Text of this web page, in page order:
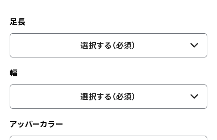
足長
選択する（必須）
幅
選択する（必須）
アッパーカラー